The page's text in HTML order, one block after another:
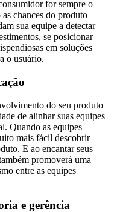
for sempre o
chances do produto
sua equipe a detectar
se posicionar
em soluções
o usuário.
do seu produto
de alinhar suas equipes
Quando as equipes
mais fácil descobrir
E ao encantar seus
promoverá uma
entre as equipes
e gerência